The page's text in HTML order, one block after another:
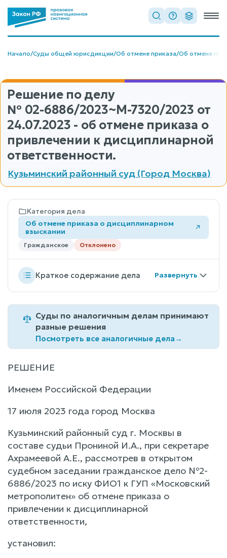
Начало/Суды общей юрисдикции/Об отмене приказа/Об отмене
Решение по делу
№ 02-6886/2023~М-7320/2023 от
24.07.2023 - об отмене приказа о
привлечении к дисциплинарной
ответственности.
Кузьминский районный суд (Город Москва)
Категория дела
Об отмене приказа о дисциплинарном
взыскании
Гражданское Отклонено
Краткое содержание дела
Суды по аналогичным делам принимают
разные решения
Посмотреть все аналогичные дела→
РЕШЕНИЕ
Именем Российской Федерации
17 июля 2023 года город Москва
Кузьминский районный суд г. Москвы в
составе судьи Прониной И.А., при секретаре
Ахрамеевой А.Е., рассмотрев в открытом
судебном заседании гражданское дело №2-
6886/2023 по иску ФИО1 к ГУП «Московский
метрополитен» об отмене приказа о
привлечении к дисциплинарной
ответственности,
установил: